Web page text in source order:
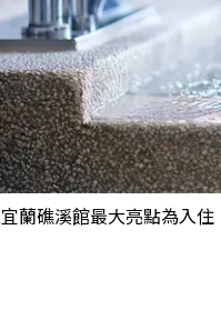
蘭礁溪館最大亮點為入住